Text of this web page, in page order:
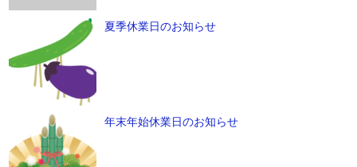
夏季休業日のお知らせ
年末年始休業日のお知らせ